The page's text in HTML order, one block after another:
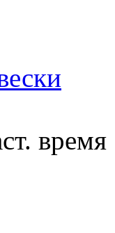
время